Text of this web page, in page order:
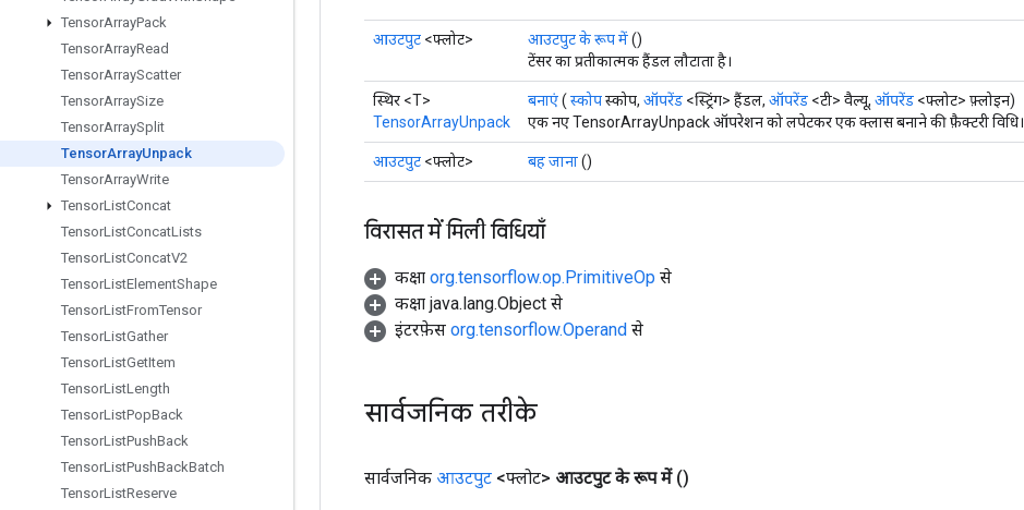
TensorArrayPack
TensorArrayRead
TensorArrayScatter
TensorArraySize
TensorArraySplit
TensorArrayUnpack
TensorArrayWrite
TensorListConcat
TensorListConcatLists
TensorListConcatV2
TensorListElementShape
TensorListFromTensor
TensorListGather
TensorListGetItem
TensorListLength
TensorListPopBack
TensorListPushBack
TensorListPushBackBatch
TensorListReserve
आउटपुट <फ्लोट> आउटपुट के रूप में()
टेंसर का प्रतीकात्मक हैंडल लौटाता है।
स्थिर <T>
TensorArrayUnpack
बनाएं( स्कोपस्कोप, ऑपरेंड <स्ट्रिंग> हैंडल, ऑपरेंड <टी> वैल्यू, ऑपरेंड <फ्लोट> फ़्लोइन)
एक नए TensorArrayUnpack ऑपरेशन को लपेटकर एक क्लास बनाने की फ़ैक्टरी विधि।
आउटपुट <फ्लोट> बह जाना()
विरासत में मिली विधियाँ
कक्षा org.tensorflow.op.PrimitiveOp से
कक्षा java.lang.Object से
इंटरफ़ेस org.tensorflow.Operand से
सार्वजनिक तरीके
सार्वजनिक आउटपुट <फ्लोट> आउटपुट के रूप में ()